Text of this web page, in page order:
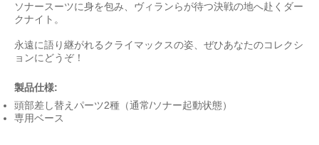
ソナースーツに身を包み、ヴィランらが待つ決戦の地へ赴くダー
クナイト。
永遠に語り継がれるクライマックスの姿、ぜひあなたのコレクシ
ョンにどうぞ！
製品仕様:
頭部差し替えパーツ2種（通常/ソナー起動状態）
専用ベース